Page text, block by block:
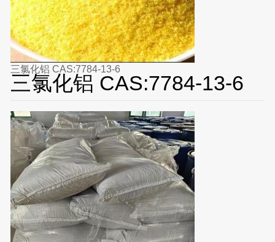
三氯化铝 CAS:7784-13-6
三氯化铝 CAS:7784-13-6